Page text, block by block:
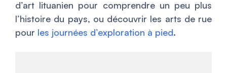
d’art lituanien pour comprendre un peu plus
l’histoire du pays, ou découvrir les arts de rue
pour les journées d’exploration à pied.